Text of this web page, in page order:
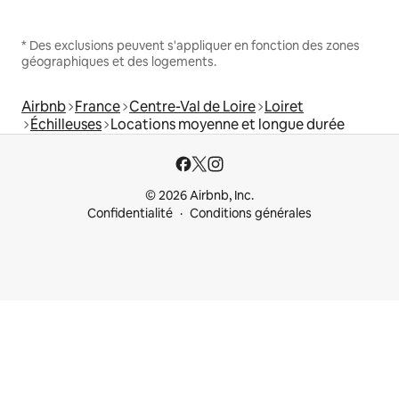
* Des exclusions peuvent s'appliquer en fonction des zones
géographiques et des logements.
Airbnb France Centre-Val de Loire Loiret
Échilleuses Locations moyenne et longue durée
© 2026 Airbnb, Inc.
Confidentialité
Conditions générales